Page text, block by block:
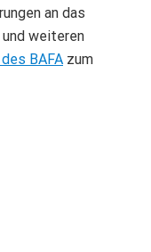
an das
weiteren
BAFA zum